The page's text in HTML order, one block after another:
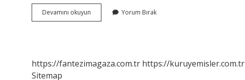
Devamını okuyun
Erkeği
Yorum Bırak
https://fantezimagaza.com.tr https://kuruyemisler.com.tr
Sitemap